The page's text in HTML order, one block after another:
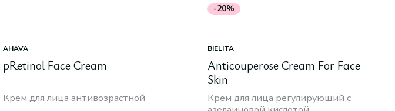
AHAVA
pRetinol Face Cream
Крем для лица антивозрастной
-20%
BIELITA
Anticouperose Cream For Face
Skin
Крем для лица регулирующий с